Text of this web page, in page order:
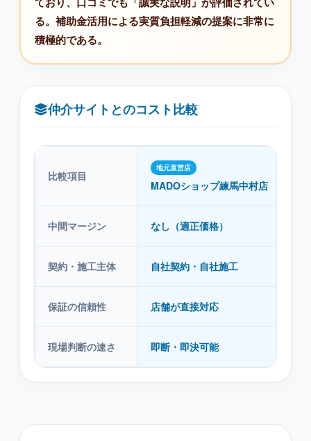
る。補助金活用による実質負担軽減の提案に非常に
積極的である。
仲介サイトとのコスト比較
比較項目
地元直営店
MADOショップ練馬中村店
中間マージン なし（適正価格）
契約・施工主体 自社契約・自社施工
保証の信頼性 店舗が直接対応
現場判断の速さ 即断・即決可能